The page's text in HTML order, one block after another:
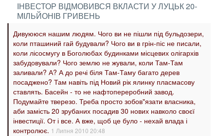
ІНВЕСТОР ВІДМОВИВСЯ ВКЛАСТИ У ЛУЦЬК 20-
МІЛЬЙОНІВ ГРИВЕНЬ
Дивуююся нашим людям. Чого ви не пішли під бульдозери,
коли пташиний гай будували? Чого ви в грін-піс не писали,
коли лісосмугу в Боголюбах будинками місцевих олігархів
забудовували? Чого землю не жували, коли Там-Там
заливали? А? А до речі біля Там-Таму багато дерев
посаджено? Там навіть під Новий рік ялинку пласмасову
ставлять. Басейн - то не нафтопереробний завод.
Подумайте тверезо. Треба просто зобов"язати власника,
аби замість 20 зрубаних посадив 30 нових навколо своєї
інвестиції. От і все. А вже, щоб це було - нехай влада і
контролює. 1 Липня 2010 20:48